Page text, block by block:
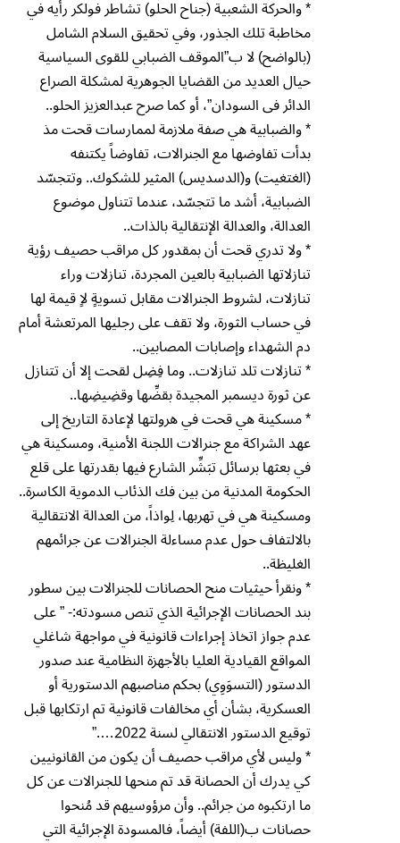
* والحركة الشعبية (جناح الحلو) تشاطر فولكر رأيه في
مخاطبة تلك الجذور، وفي تحقيق السلام الشامل
(بالواضح) لا ب”الموقف الضبابي للقوى السياسية
حيال العديد من القضايا الجوهرية لمشكلة الصراع
الدائر فى السودان”، أو كما صرح عبدالعزيز الحلو..
* والضبابية هي صفة ملازمة لممارسات قحت مذ
بدأت تفاوضها مع الجنرالات، تفاوضاً يكتنفه
(الغتغيت) و(الدسديس) المثير للشكوك.. وتتجسّد
الضبابية، أشد ما تتجسّد، عندما تتناول موضوع
العدالة، والعدالة الإنتقالية بالذات..
* ولا تدري قحت أن بمقدور كل مراقب حصيف رؤية
تنازلاتها الضبابية بالعين المجردة، تنازلات وراء
تنازلات، لشروط الجنرالات مقابل تسويةٍ لاٍ قيمة لها
في حساب الثورة، ولا تقف على رجليها المرتعشة أمام
دم الشهداء وإصابات المصابين..
* تنازلات تلد تنازلات.. وما فِضِل لقحت إلا أن تتنازل
عن ثورة ديسمبر المجيدة بقضِّها وقضِيضِها..
* مسكينة هي قحت في هرولتها لإعادة التاريخ إلى
عهد الشراكة مع جنرالات اللجنة الأمنية، ومسكينة هي
في بعثها برسائل تبَشِّر الشارع فيها بقدرتها على قلع
الحكومة المدنية من بين فك الذئاب الدموية الكاسرة..
ومسكينة هي في تهربها، لِواذاً، من العدالة الانتقالية
بالالتفاف حول عدم مساءلة الجنرالات عن جرائمهم
الغليظة..
* ونقرأ حيثيات منح الحصانات للجنرالات بين سطور
بند الحصانات الإجرائية الذي تنص مسودته:- ” على
عدم جواز اتخاذ إجراءات قانونية في مواجهة شاغلي
المواقع القيادية العليا بالأجهزة النظامية عند صدور
الدستور (التسوَوِي) بحكم مناصبهم الدستورية أو
العسكرية، بشأن أي مخالفات قانونية تم ارتكابها قبل
توقيع الدستور الانتقالي لسنة 2022….”
* وليس لأي مراقب حصيف أن يكون من القانونيين
كي يدرك أن الحصانة قد تم منحها للجنرالات عن كل
ما ارتكبوه من جرائم.. وأن مرؤوسيهم قد مُنحوا
حصانات ب(اللفة) أيضاً، فالمسودة الإجرائية التي